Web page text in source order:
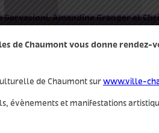
Gervasioni, Amandine Granger et
diverses vous invite à explorer les
insatiable, Les Syrinx tissent un
de Chaumont vous donne rendez-
de Chaumont surwww.ville-
évènements et manifestations